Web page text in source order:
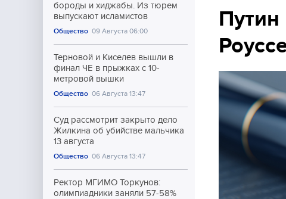
Общество
Культура
бороды и хиджабы. Из тюрем
выпускают исламистов
Общество 09 Августа 06:00
Терновой и Киселёв вышли в
финал ЧЕ в прыжках с 10-
метровой вышки
Общество 06 Августа 13:47
Суд рассмотрит закрыто дело
Жилкина об убийстве мальчика
13 августа
Общество 06 Августа 13:47
Ректор МГИМО Торкунов:
олимпиадники заняли 57-58%
Путин